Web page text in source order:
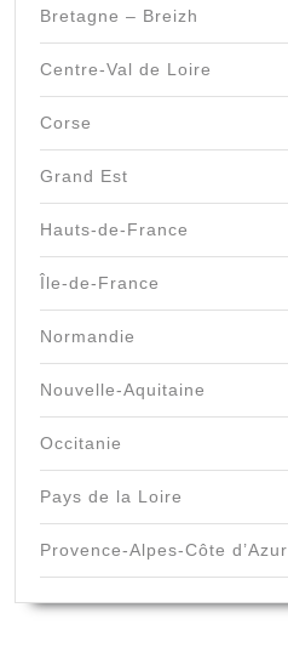
Bretagne – Breizh
Centre-Val de Loire
Corse
Grand Est
Hauts-de-France
Île-de-France
Normandie
Nouvelle-Aquitaine
Occitanie
Pays de la Loire
Provence-Alpes-Côte d’Azur